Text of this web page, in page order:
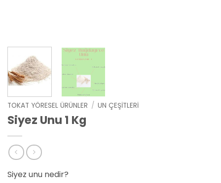
TOKAT YÖRESEL ÜRÜNLER / UN ÇEŞITLERI
Siyez Unu 1 Kg
Siyez unu nedir?